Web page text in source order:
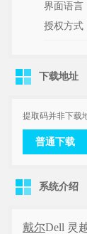
界面语言
授权方式
下载地址
提取码并非下载
普通下载
系统介绍
戴尔Dell 灵